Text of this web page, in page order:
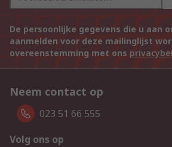
De persoonlijke gegevens die u aan
aanmelden voor deze mailinglijst
overeenstemming met ons
Neem contact op
023 51 66 555
Volg ons op